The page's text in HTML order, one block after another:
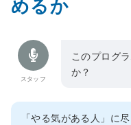
スタッフ
このプログ
か？
「やる気がある人」に